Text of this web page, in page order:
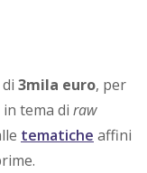
3mila euro, per
tema di raw
tematiche affini